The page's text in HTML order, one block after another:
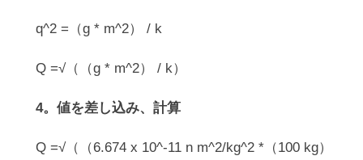
q^2 =（g * m^2） / k
Q =√（（g * m^2） / k）
4。値を差し込み、計算
Q =√（（6.674 x 10^-11 n m^2/kg^2 *（100 kg）